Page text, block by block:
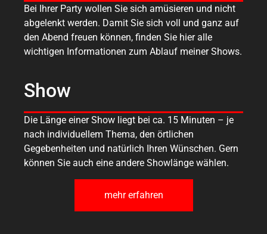
Bei Ihrer Party wollen Sie sich amüsieren und nicht
abgelenkt werden. Damit Sie sich voll und ganz auf
den Abend freuen können, finden Sie hier alle
wichtigen Informationen zum Ablauf meiner Shows.
Show
Die Länge einer Show liegt bei ca. 15 Minuten – je
nach individuellem Thema, den örtlichen
Gegebenheiten und natürlich Ihren Wünschen. Gern
können Sie auch eine andere Showlänge wählen.
mehr erfahren